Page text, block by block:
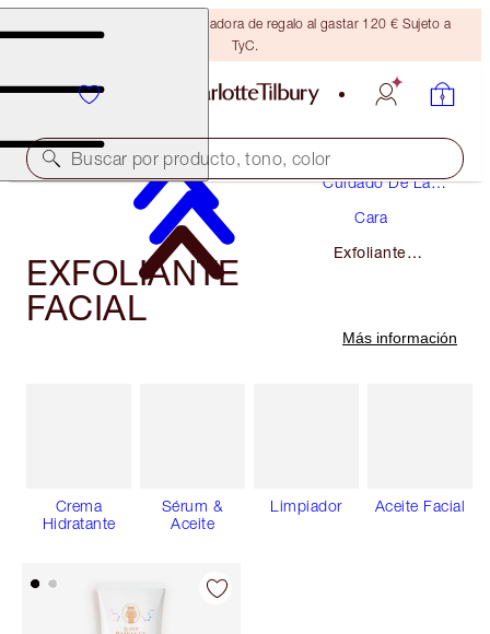
Consigue una brocha bronceadora de regalo al gastar 120 € Sujeto a
TyC.
Buscar por producto, tono, color
Cuidado De La
Cara
Exfoliante
EXFOLIANTE
FACIAL
Más información
Crema
Hidratante
Sérum &
Aceite
Limpiador Aceite Facial